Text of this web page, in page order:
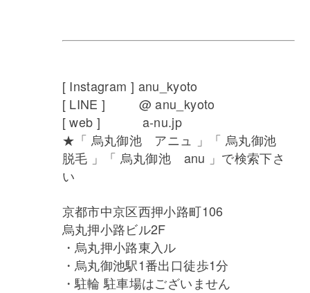
[ Instagram ] anu_kyoto
[ LINE ] @ anu_kyoto
[ web ] a-nu.jp
★「 烏丸御池 アニュ 」「 烏丸御池
脱毛 」「 烏丸御池 anu 」で検索下さ
い
京都市中京区西押小路町106
烏丸押小路ビル2F
・烏丸押小路東入ル
・烏丸御池駅1番出口徒歩1分
・駐輪 駐車場はございません